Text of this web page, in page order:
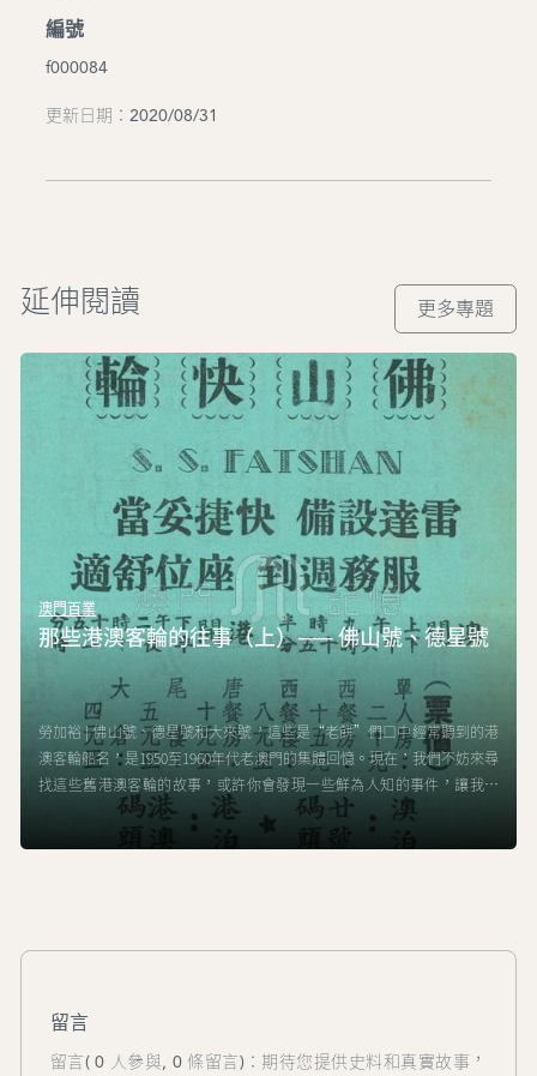
編號
f000084
更新日期：2020/08/31
延伸閱讀 更多專題
澳門百業
那些港澳客輪的往事（上）—— 佛山號、德星號
勞加裕 | 佛山號、德星號和大來號，這些是“老餅”們口中經常聽到的港
澳客輪船名，是1950至1960年代老澳門的集體回憶。現在，我們不妨來尋
找這些舊港澳客輪的故事，或許你會發現一些鮮為人知的事件，讓我們
由“佛山號”和“德星號”開始。
留言
留言( 0 人參與, 0 條留言)：期待您提供史料和真實故事，